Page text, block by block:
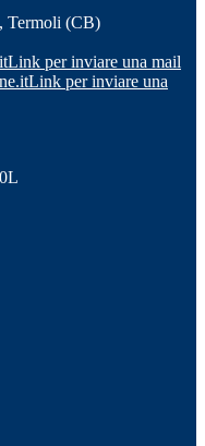
Termoli (CB)
Link per inviare una mail
Link per inviare una